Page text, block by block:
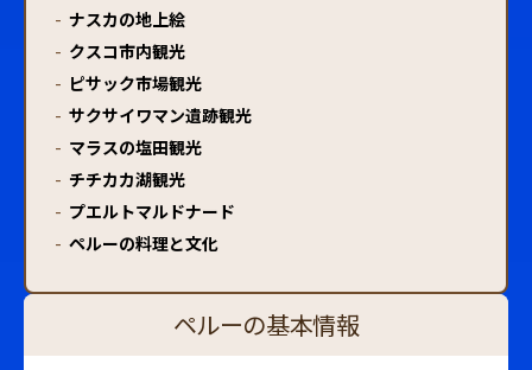
- ナスカの地上絵
- クスコ市内観光
- ピサック市場観光
- サクサイワマン遺跡観光
- マラスの塩田観光
- チチカカ湖観光
- プエルトマルドナード
- ペルーの料理と文化
ペルーの基本情報